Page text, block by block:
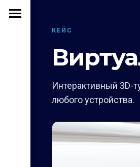
КЕЙС
Интерактивный 3D-
любого устройства.